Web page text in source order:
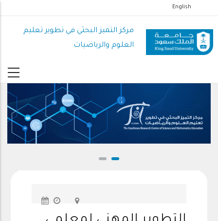
إلى
المحتوى
الرئيسي
English
مركز التميز البحثي في تطوير تعليم
العلوم والرياضيات